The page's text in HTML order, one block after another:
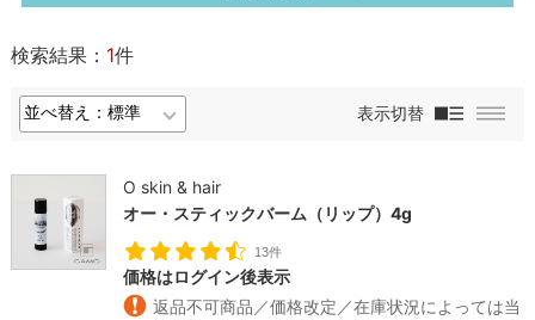
検索結果： 1件
表示切替
O skin & hair
オー・スティックバーム（リップ）4g
13件
価格はログイン後表示
返品不可商品／価格改定／在庫状況によっては当